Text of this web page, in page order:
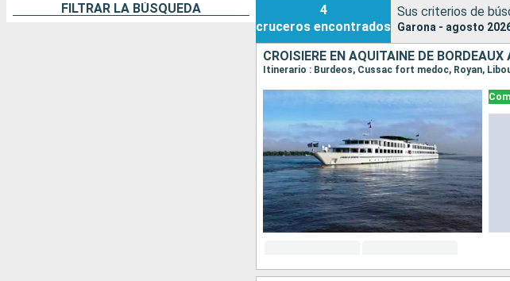
FILTRAR LA BÚSQUEDA
4
cruceros encontrados
Sus criterios de
Garona - agosto
Itinerario : Burdeos, Cussac fort medoc, Royan,